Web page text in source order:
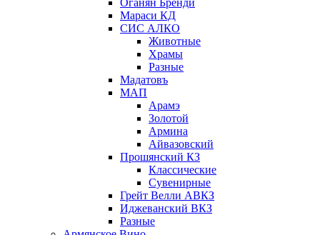
Оганян Бренди
Мараси КД
СИС АЛКО
Животные
Храмы
Разные
Мадатовъ
МАП
Арамэ
Золотой
Армина
Айвазовский
Прошянский КЗ
Классические
Сувенирные
Грейт Велли АВКЗ
Иджеванский ВКЗ
Разные